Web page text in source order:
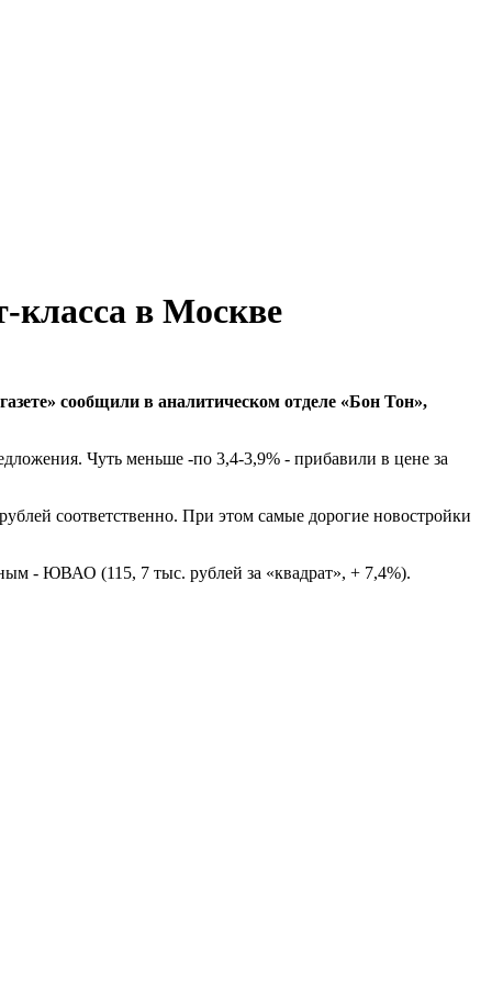
класса в Москве
сообщили в аналитическом отделе «Бон Тон»,
Чуть меньше -по 3,4-3,9% - прибавили в цене за
соответственно. При этом самые дорогие новостройки
- ЮВАО (115, 7 тыс. рублей за «квадрат», + 7,4%).